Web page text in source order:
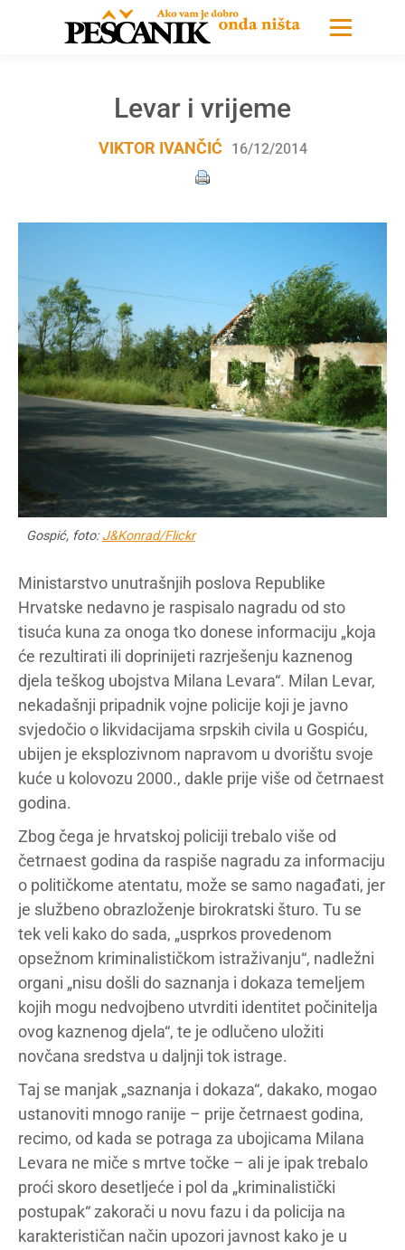
Levar i vrijeme
VIKTOR IVANČIĆ 16/12/2014
Gospić, foto: J&Konrad/Flickr
Ministarstvo unutrašnjih poslova Republike
Hrvatske nedavno je raspisalo nagradu od sto
tisuća kuna za onoga tko donese informaciju „koja
će rezultirati ili doprinijeti razrješenju kaznenog
djela teškog ubojstva Milana Levara“. Milan Levar,
nekadašnji pripadnik vojne policije koji je javno
svjedočio o likvidacijama srpskih civila u Gospiću,
ubijen je eksplozivnom napravom u dvorištu svoje
kuće u kolovozu 2000., dakle prije više od četrnaest
godina.
Zbog čega je hrvatskoj policiji trebalo više od
četrnaest godina da raspiše nagradu za informaciju
o političkome atentatu, može se samo nagađati, jer
je službeno obrazloženje birokratski šturo. Tu se
tek veli kako do sada, „usprkos provedenom
opsežnom kriminalističkom istraživanju“, nadležni
organi „nisu došli do saznanja i dokaza temeljem
kojih mogu nedvojbeno utvrditi identitet počinitelja
ovog kaznenog djela“, te je odlučeno uložiti
novčana sredstva u daljnji tok istrage.
Taj se manjak „saznanja i dokaza“, dakako, mogao
ustanoviti mnogo ranije – prije četrnaest godina,
recimo, od kada se potraga za ubojicama Milana
Levara ne miče s mrtve točke – ali je ipak trebalo
proći skoro desetljeće i pol da „kriminalistički
postupak“ zakorači u novu fazu i da policija na
karakterističan način upozori javnost kako je u